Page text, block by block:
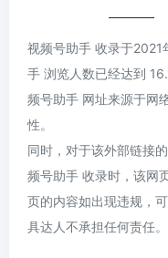
视频号助手 收录于
手 浏览人数已经达到
频号助手 网址来源于网
性。
同时，对于该外部链接
频号助手 收录时，该网
页的内容如出现违规，
具达人不承担任何责任。